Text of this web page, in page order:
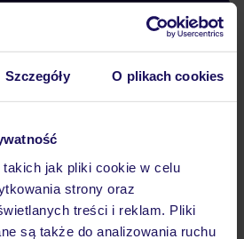
Szczegóły O plikach cookies
jak pliki cookie w celu
strony oraz
treści i reklam. Pliki
są także do analizowania ruchu
podróży w Polsce